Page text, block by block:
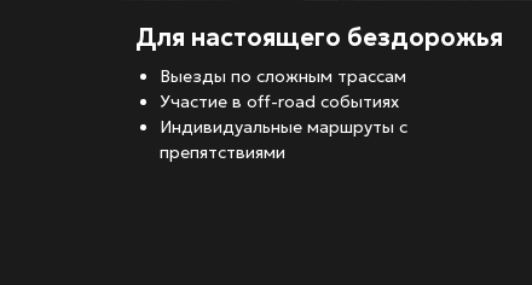
Для настоящего бездорожья
Выезды по сложным трассам
Участие в off-road событиях
Индивидуальные маршруты с
препятствиями